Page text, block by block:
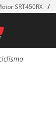
SRT450RX